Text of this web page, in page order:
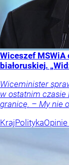
Wiceszef
białoruskiej.
Wiceminister
w ostatnim czasie
granicę. – My nie
KrajPolityka